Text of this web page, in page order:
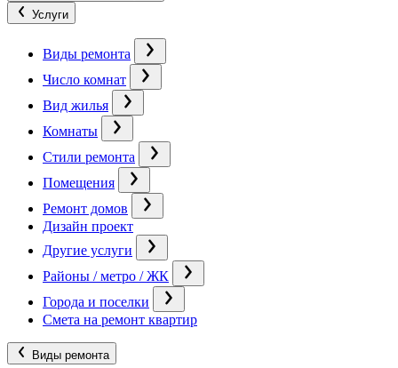
Услуги
Виды ремонта
Число комнат
Вид жилья
Комнаты
Стили ремонта
Помещения
Ремонт домов
Дизайн проект
Другие услуги
Районы / метро / ЖК
Города и поселки
Смета на ремонт квартир
Виды ремонта